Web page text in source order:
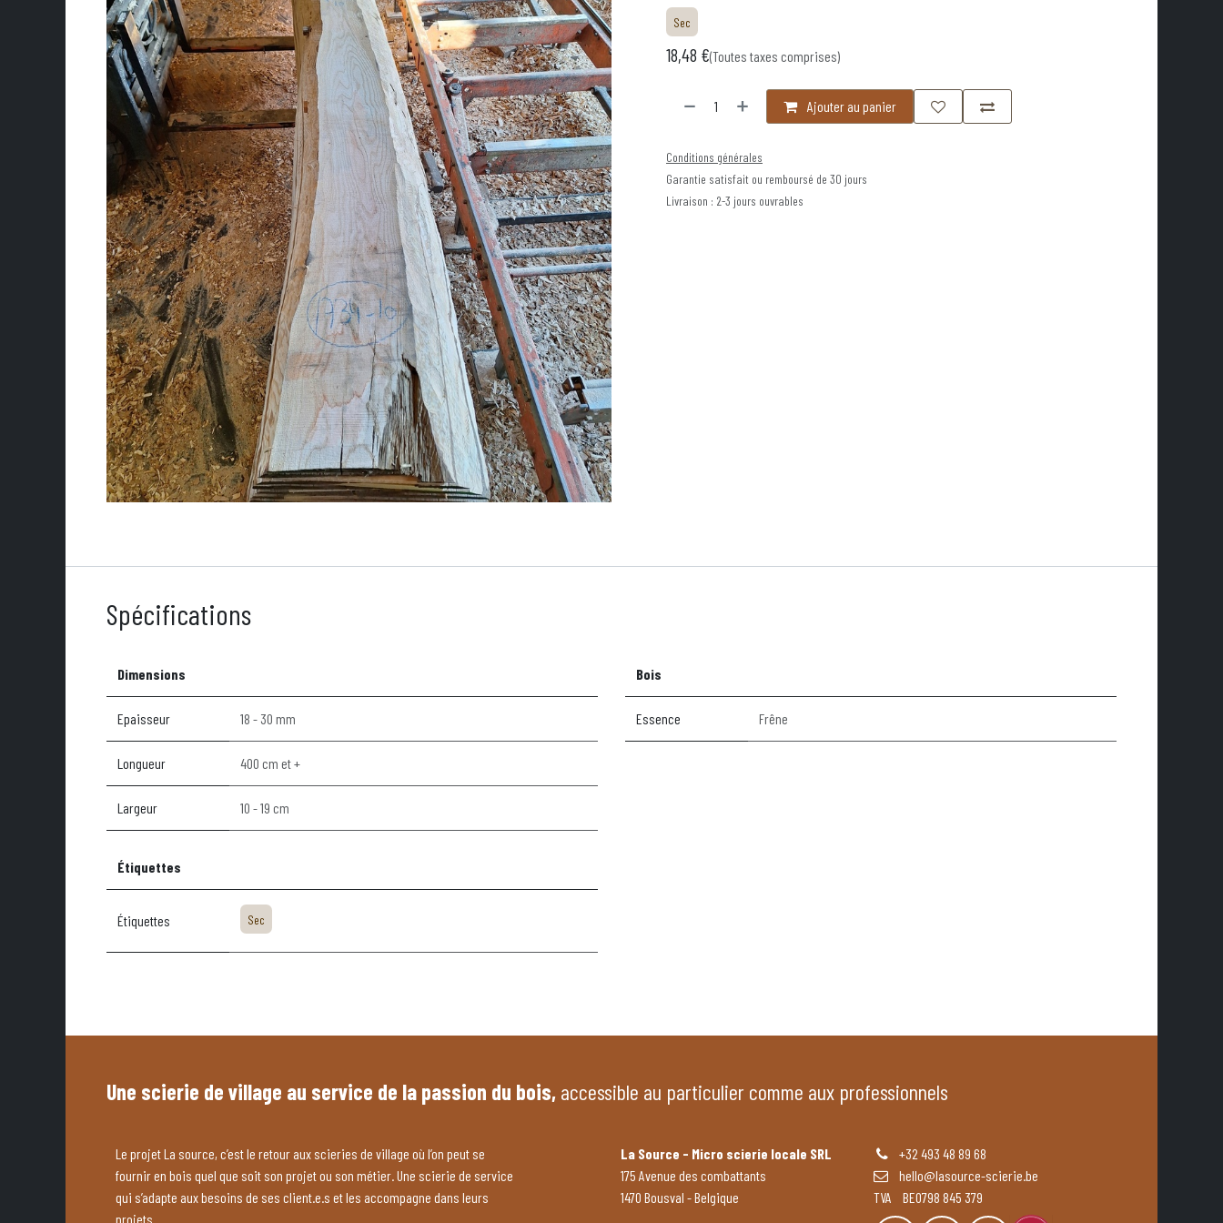
Sec
18,48 €(Toutes taxes comprises)
Ajouter au panier
Conditions générales
Garantie satisfait ou remboursé de 30 jours
Livraison : 2-3 jours ouvrables
Spécifications
Dimensions
Epaisseur 18 - 30 mm
Longueur 400 cm et +
Largeur 10 - 19 cm
Bois
Essence Frêne
Étiquettes
Étiquettes Sec
Une scierie de village au service de la passion du bois, accessible au particulier comme aux professionnels
Le projet La source, c’est le retour aux scieries de village où l’on peut se
fournir en bois quel que soit son projet ou son métier. Une scierie de service
qui s’adapte aux besoins de ses client.e.s et les accompagne dans leurs
projets.
La Source - Micro scierie locale SRL
175 Avenue des combattants
1470 Bousval - Belgique
+32 493 48 89 68
hello@lasource-scierie.be
TVA BE0798 845 379